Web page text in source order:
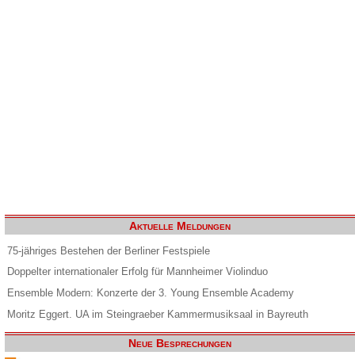
Aktuelle Meldungen
75-jähriges Bestehen der Berliner Festspiele
Doppelter internationaler Erfolg für Mannheimer Violinduo
Ensemble Modern: Konzerte der 3. Young Ensemble Academy
Moritz Eggert. UA im Steingraeber Kammermusiksaal in Bayreuth
Neue Besprechungen